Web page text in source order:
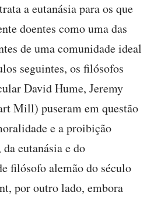
a eutanásia para os que
doentes como uma das
de uma comunidade ideal
seguintes, os filósofos
David Hume, Jeremy
Mill) puseram em questão
e a proibição
eutanásia e do
filósofo alemão do século
por outro lado, embora